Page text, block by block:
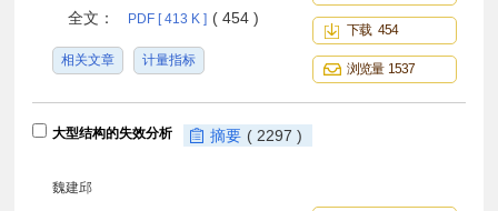
全文： PDF [ 413 K ] ( 454 )
相关文章 计量指标
下载 454
浏览量 1537
大型结构的失效分析 摘要 ( 2297 )
魏建邱